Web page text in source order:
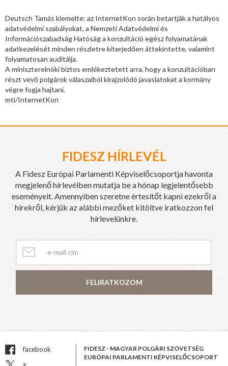
Deutsch Tamás kiemelte: az InternetKon során betartják a hatályos
adatvédelmi szabályokat, a Nemzeti Adatvédelmi és
Információszabadság Hatóság a konzultáció egész folyamatának
adatkezelését minden részletre kiterjedően áttekintette, valamint
folyamatosan auditálja.
A miniszterelnöki biztos emlékeztetett arra, hogy a konzultációban
részt vevő polgárok válaszaiból kirajzolódó javaslatokat a kormány
végre fogja hajtani.
mti/InternetKon
FIDESZ HÍRLEVÉL
A Fidesz Európai Parlamenti Képviselőcsoportja havonta
megjelenő hírlevélben mutatja be a hónap legjelentősebb
eseményeit. Amennyiben szeretne értesítőt kapni ezekről a
hírekről, kérjük az alábbi mezőket kitöltve iratkozzon fel
hírlevelünkre.
FELIRATKOZOM
facebook
x
FIDESZ - MAGYAR POLGÁRI SZÖVETSÉG
EURÓPAI PARLAMENTI KÉPVISELŐCSOPORT